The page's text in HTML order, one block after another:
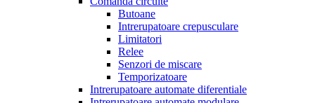
Butoane
Intrerupatoare crepusculare
Limitatori
Relee
Senzori de miscare
Temporizatoare
Intrerupatoare automate diferentiale